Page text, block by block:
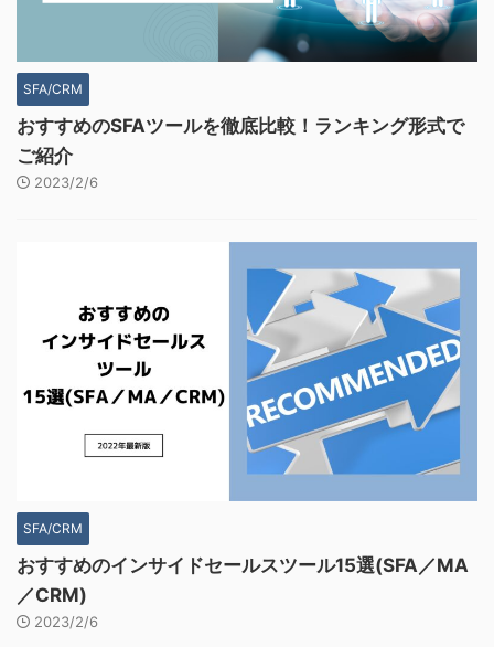
SFA/CRM
おすすめのSFAツールを徹底比較！ランキング形式で
ご紹介
2023/2/6
SFA/CRM
おすすめのインサイドセールスツール15選(SFA／MA
／CRM)
2023/2/6